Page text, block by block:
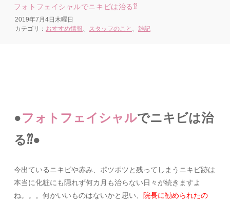
フォトフェイシャルでニキビは治る⁇
2019年7月4日木曜日
カテゴリ： おすすめ情報 スタッフのこと 雑記
●フォトフェイシャルでニキビは治
る⁇●
今出ているニキビや赤み、 ポツポツと残ってしまうニキビ跡は
本当に化粧にも隠れず何カ月も治らない日々が続きますよ
ね。。。何かいいものはないかと思い、
院長に勧められたの